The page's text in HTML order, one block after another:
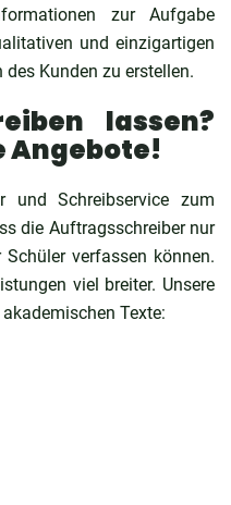
zur Aufgabe
und einzigartigen
Kunden zu erstellen.
lassen?
Angebote!
und Schreibservice zum
die Auftragsschreiber nur
verfassen können.
viel breiter. Unsere
Texte: